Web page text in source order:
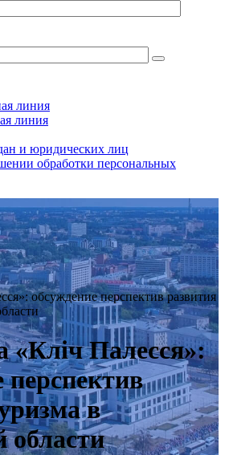
линия
линия
и юридических лиц
обработки персональных
обсуждение перспектив развития
«Кліч Палесся»:
перспектив
в
области